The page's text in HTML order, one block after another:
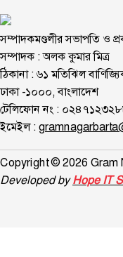
সম্পাদকমণ্ডলীর সভাপতি ও
সম্পাদক : অলক কুমার মিত্র
ঠিকানা : ৬১ মতিঝিল
ঢাকা -১০০০, বাংলাদেশ
টেলিফোন নং :
ইমেইল :
Copyright © 2026 Gram
Developed byHope IT